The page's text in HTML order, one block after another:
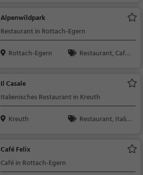
Alpenwildpark
Restaurant in Rottach-Egern
Rottach-Egern
Restaurant, Café,
n, Frühstück, Gebäck
/ Teigwaren
Il Casale
Italienisches Restaurant in Kreuth
Kreuth
Restaurant, Italie
Café Felix
Café in Rottach-Egern